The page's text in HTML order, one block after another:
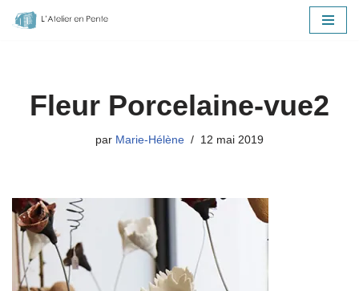
Fleur Porcelaine-vue2
par Marie-Hélène 12 mai 2019